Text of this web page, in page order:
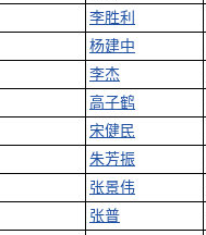
李胜利
杨建中
李杰
高子鹤
宋健民
朱芳振
张景伟
张普